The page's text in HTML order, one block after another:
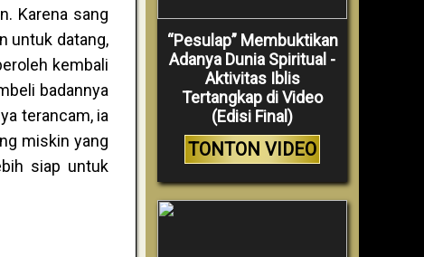
Karena sang
untuk datang,
kembali
badannya
terancam, ia
miskin yang
siap untuk
“Pesulap” Membuktikan
Adanya Dunia Spiritual -
Aktivitas Iblis
Tertangkap di Video
(Edisi Final)
TONTON VIDEO